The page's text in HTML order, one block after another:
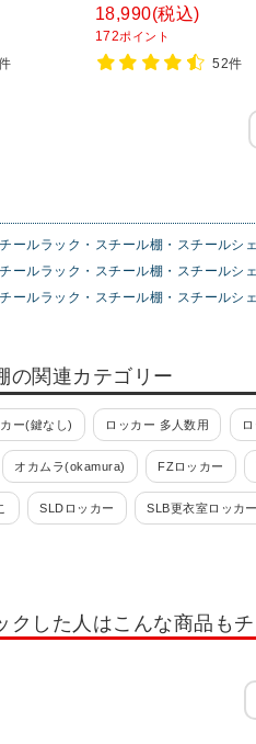
幅
ス
ルフ 収納
ラック
ーラック シェルゴ 幅
460×高さ1740mm
18,990(税込)
172ポイント
52件
ールラック・スチール棚・スチールシ
ールラック・スチール棚・スチールシ
ールラック・スチール棚・スチールシ
の関連カテゴリー
ー(鍵なし) ロッカー 多人数用
オカムラ(okamura) FZロッカー
SLDロッカー SLB更衣室ロッカー
カー 12人用 ロッカー 多人数用
木製キャビネット・
クした人はこんな商品も